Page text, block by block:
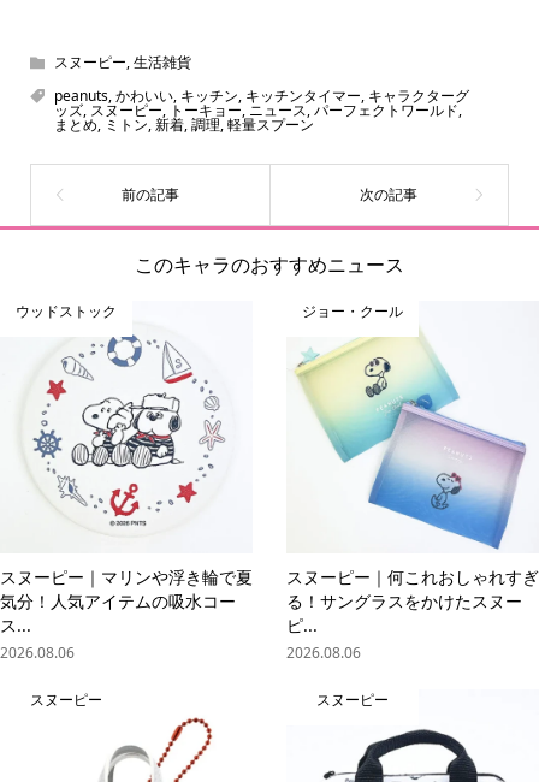
スヌーピー,生活雑貨
peanuts,かわいい, キッチン, キッチンタイマー, キャラクターグ
ッズ, スヌーピー, トーキョー, ニュース,パーフェクトワールド,
まとめ, ミトン,新着,調理,軽量スプーン
このキャラのおすすめニュース
ウッドストック
スヌーピー｜マリンや浮き輪で夏
気分！人気アイテムの吸水コー
ス...
2026.08.06
ジョー・クール
スヌーピー｜何これおしゃれすぎ
る！サングラスをかけたスヌー
ピ...
2026.08.06
スヌーピー スヌーピー